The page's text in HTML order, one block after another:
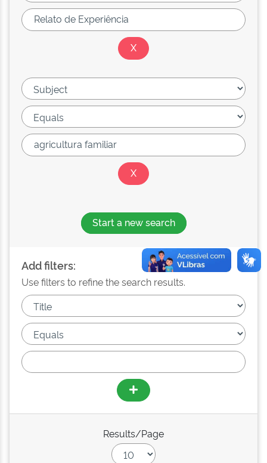
Start a new search
Add filters:
Use filters to refine the search results.
Results/Page